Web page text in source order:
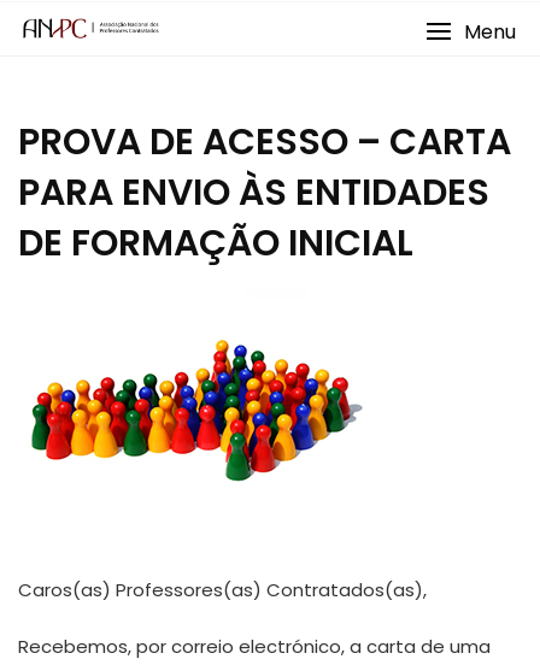
Menu
PROVA DE ACESSO – CARTA
PARA ENVIO ÀS ENTIDADES
DE FORMAÇÃO INICIAL
Caros(as) Professores(as) Contratados(as),
Recebemos, por correio electrónico, a carta de uma